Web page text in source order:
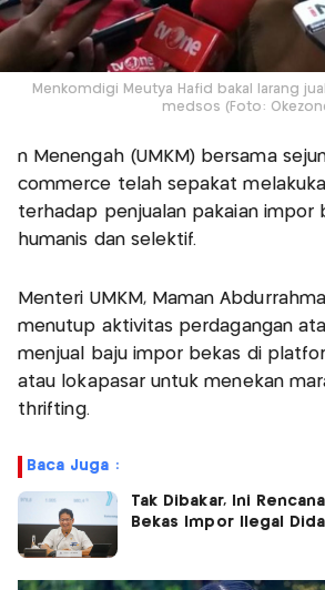
Menkomdigi Meutya Hafid bakal larang
medsos (Foto:
n Menengah (UMKM) bersama
commerce telah sepakat
terhadap penjualan pakaian impor
humanis dan selektif.
Menteri UMKM, Maman
menutup aktivitas perdagangan
menjual baju impor bekas di
atau lokapasar untuk menekan
thrifting.
Baca Juga :
Tak Dibakar, Ini
Bekas Impor Ilegal